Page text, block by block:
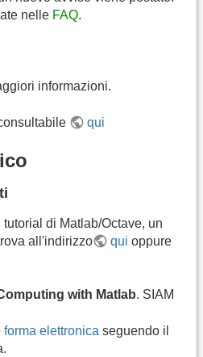
nelle FAQ.
informazioni.
qui
tutorial di Matlab/Octave, un
all'indirizzo
qui oppure
with Matlab. SIAM
forma elettronica seguendo il